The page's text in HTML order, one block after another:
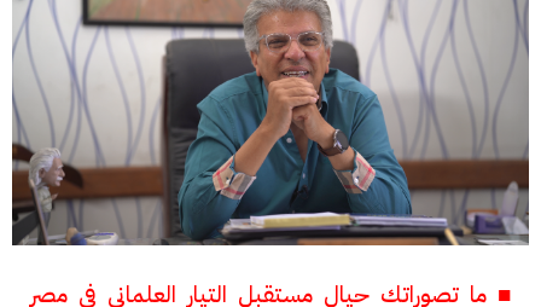
■ ما تصوراتك حيال مستقبل التيار العلمانى فى مصر